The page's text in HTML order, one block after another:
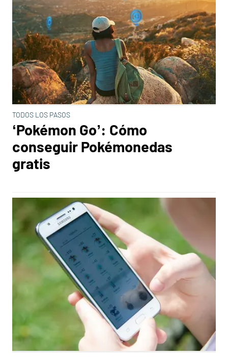
TODOS LOS PASOS
‘Pokémon Go’: Cómo
conseguir Pokémonedas
gratis